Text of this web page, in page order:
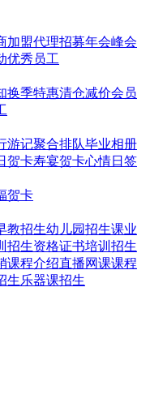
加盟代理招募年会峰会
优秀员工
换季特惠清仓减价会员
游记聚合排队毕业相册
贺卡寿宴贺卡心情日签
贺卡
教招生幼儿园招生课业
招生资格证书培训招生
课程介绍直播网课课程
生乐器课招生